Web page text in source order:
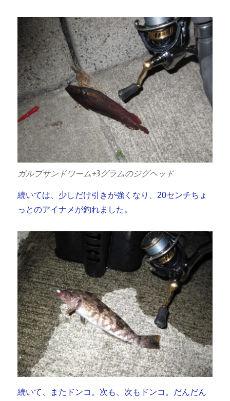
ガルプサンドワーム+3グラムのジグヘッド
続いては、少しだけ引きが強くなり、20センチちょ
っとのアイナメが釣れました。
続いて、またドンコ。次も、次もドンコ。だんだん